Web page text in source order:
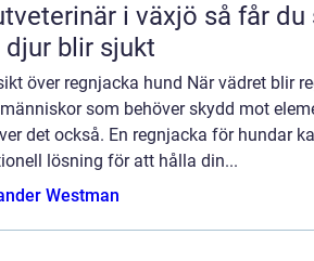
i växjö så får du snabb hjälp när
blir sjukt
över regnjacka hund När vädret blir
som behöver skydd mot
det också. En regnjacka för hundar
lösning för att hålla din...
Westman